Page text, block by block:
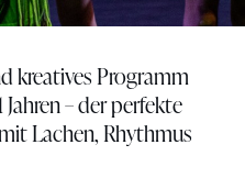
kreatives Programm
– der perfekte
Lachen, Rhythmus